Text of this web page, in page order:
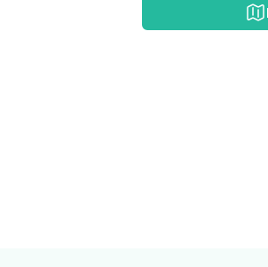
Comprend
Les services